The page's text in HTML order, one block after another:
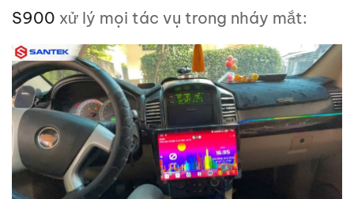
S900 xử lý mọi tác vụ trong nháy mắt: